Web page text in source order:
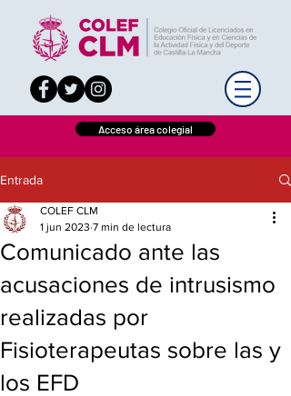
Acceso área colegial
Entrada
Comunicado ante las
acusaciones de intrusismo
realizadas por
Fisioterapeutas sobre las y
los EFD
COLEF CLM
1 jun 2023 7 min de lectura